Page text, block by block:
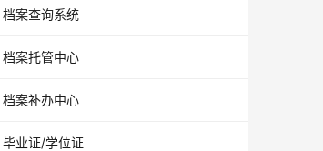
档案查询系统
档案托管中心
档案补办中心
毕业证/学位证